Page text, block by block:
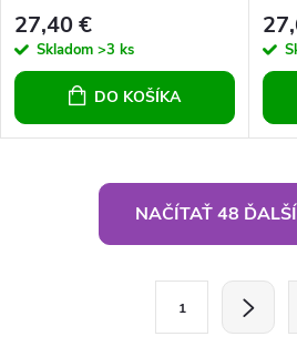
27,40 €
Skladom >3 ks
DO KOŠÍKA
NAČÍTAŤ 48
1